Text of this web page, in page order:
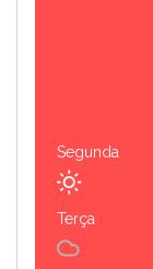
Segunda
Terça